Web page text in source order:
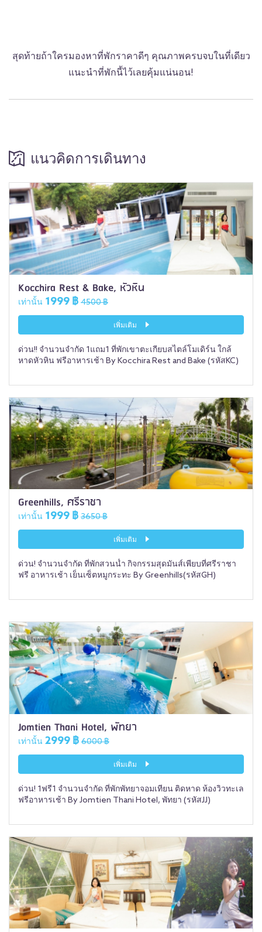
สุดท้ายถ้าใครมองหาที่พักราคาดีๆ คุณภาพครบจบในที่เดียว
แนะนำที่พักนี้ไว้เลยคุ้มแน่นอน!
แนวคิดการเดินทาง
Kocchira Rest & Bake, หัวหิน
เท่านั้น 1999 ฿ 4500 ฿
เพิ่มเติม
ด่วน!! จำนวนจำกัด 1แถม1 ที่พักเขาตะเกียบสไตล์โมเดิร์น ใกล้
หาดหัวหิน ฟรีอาหารเช้า By Kocchira Rest and Bake (รหัสKC)
Greenhills, ศรีราชา
เท่านั้น 1999 ฿ 3650 ฿
เพิ่มเติม
ด่วน! จำนวนจำกัด ที่พักสวนน้ำ กิจกรรมสุดมันส์เพียบที่ศรีราชา
ฟรี อาหารเช้า เย็นเซ็ตหมูกระทะ By Greenhills(รหัสGH)
Jomtien Thani Hotel, พัทยา
เท่านั้น 2999 ฿ 6000 ฿
เพิ่มเติม
ด่วน! 1ฟรี1 จำนวนจำกัด ที่พักพัทยาจอมเทียน ติดหาด ห้องวิวทะเล
ฟรีอาหารเช้า By Jomtien Thani Hotel, พัทยา (รหัสJJ)